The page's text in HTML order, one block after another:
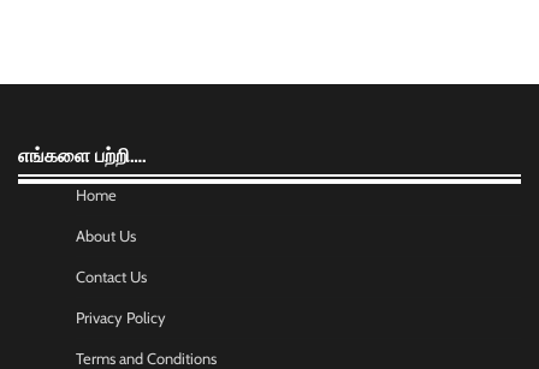
எங்களை பற்றி….
Home
About Us
Contact Us
Privacy Policy
Terms and Conditions